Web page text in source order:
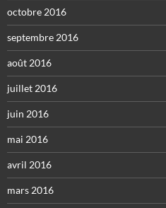
octobre 2016
septembre 2016
août 2016
juillet 2016
juin 2016
mai 2016
avril 2016
mars 2016